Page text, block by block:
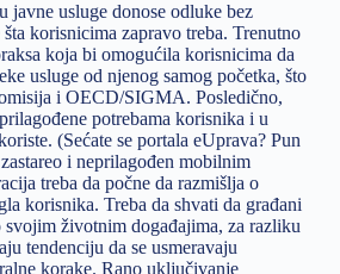
javne usluge donose odluke bez
korisnicima zapravo treba. Trenutno
koja bi omogućila korisnicima da
usluge od njenog samog početka, što
i OECD/SIGMA. Posledično,
potrebama korisnika i u
(Sećate se portala eUprava? Pun
i neprilagođen mobilnim
treba da počne da razmišlja o
korisnika. Treba da shvati da građani
životnim događajima, za razliku
tendenciju da se usmeravaju
korake. Rano uključivanje